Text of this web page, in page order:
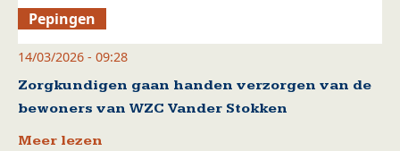
Pepingen
14/03/2026 - 09:28
Zorgkundigen gaan handen verzorgen van de
bewoners van WZC Vander Stokken
Meer lezen